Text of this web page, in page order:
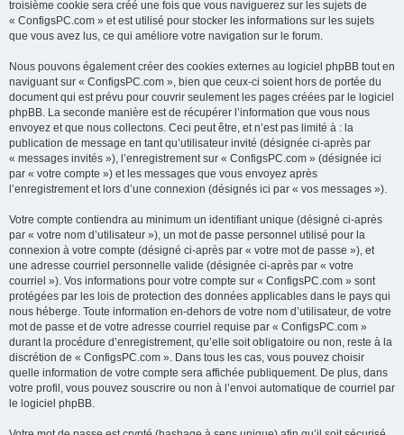
troisième cookie sera créé une fois que vous naviguerez sur les sujets de
« ConfigsPC.com » et est utilisé pour stocker les informations sur les sujets
que vous avez lus, ce qui améliore votre navigation sur le forum.
Nous pouvons également créer des cookies externes au logiciel phpBB tout en
naviguant sur « ConfigsPC.com », bien que ceux-ci soient hors de portée du
document qui est prévu pour couvrir seulement les pages créées par le logiciel
phpBB. La seconde manière est de récupérer l’information que vous nous
envoyez et que nous collectons. Ceci peut être, et n’est pas limité à : la
publication de message en tant qu’utilisateur invité (désignée ci-après par
« messages invités »), l’enregistrement sur « ConfigsPC.com » (désignée ici
par « votre compte ») et les messages que vous envoyez après
l’enregistrement et lors d’une connexion (désignés ici par « vos messages »).
Votre compte contiendra au minimum un identifiant unique (désigné ci-après
par « votre nom d’utilisateur »), un mot de passe personnel utilisé pour la
connexion à votre compte (désigné ci-après par « votre mot de passe »), et
une adresse courriel personnelle valide (désignée ci-après par « votre
courriel »). Vos informations pour votre compte sur « ConfigsPC.com » sont
protégées par les lois de protection des données applicables dans le pays qui
nous héberge. Toute information en-dehors de votre nom d’utilisateur, de votre
mot de passe et de votre adresse courriel requise par « ConfigsPC.com »
durant la procédure d’enregistrement, qu’elle soit obligatoire ou non, reste à la
discrétion de « ConfigsPC.com ». Dans tous les cas, vous pouvez choisir
quelle information de votre compte sera affichée publiquement. De plus, dans
votre profil, vous pouvez souscrire ou non à l’envoi automatique de courriel par
le logiciel phpBB.